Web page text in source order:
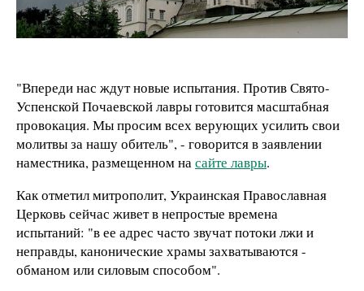
"Впереди нас ждут новые испытания. Против Свято-
Успенской Почаевской лавры готовится масштабная
провокация. Мы просим всех верующих усилить свои
молитвы за нашу обитель", - говорится в заявлении
наместника, размещенном насайте лавры.
Как отметил митрополит, Украинская Православная
Церковь сейчас живет в непростые времена
испытаний: "в ее адрес часто звучат потоки лжи и
неправды, канонические храмы захватываются -
обманом или силовым способом".